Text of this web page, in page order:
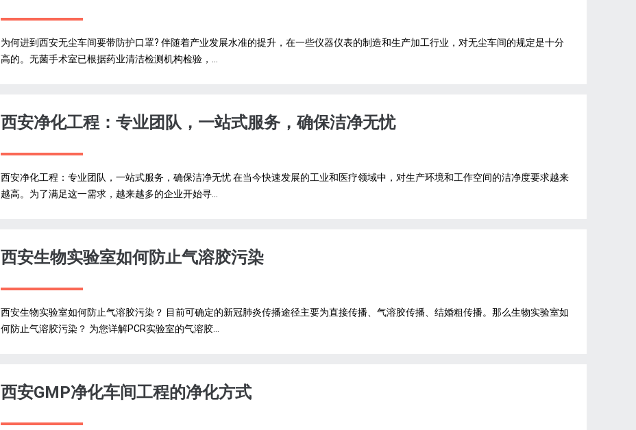
为何进到西安无尘车间要带防护口罩? 伴随着产业发展水准的提升，在一些仪器仪表的制造和生产加工行业，对无尘车间的规定是十分
高的。无菌手术室已根据药业清洁检测机构检验，...
西安净化工程：专业团队，一站式服务，确保洁净无忧
西安净化工程：专业团队，一站式服务，确保洁净无忧 在当今快速发展的工业和医疗领域中，对生产环境和工作空间的洁净度要求越来
越高。为了满足这一需求，越来越多的企业开始寻...
西安生物实验室如何防止气溶胶污染
西安生物实验室如何防止气溶胶污染？ 目前可确定的新冠肺炎传播途径主要为直接传播、气溶胶传播、结婚粗传播。那么生物实验室如
何防止气溶胶污染？ 为您详解PCR实验室的气溶胶...
西安GMP净化车间工程的净化方式